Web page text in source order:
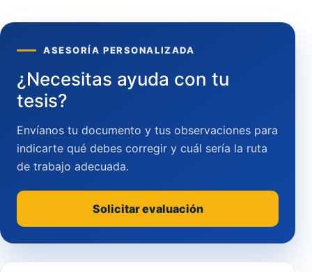
ASESORÍA PERSONALIZADA
¿Necesitas ayuda con tu
tesis?
Envíanos tu documento y tus observaciones para
indicarte qué debes corregir y cuál sería la ruta
de trabajo adecuada.
Solicitar evaluación